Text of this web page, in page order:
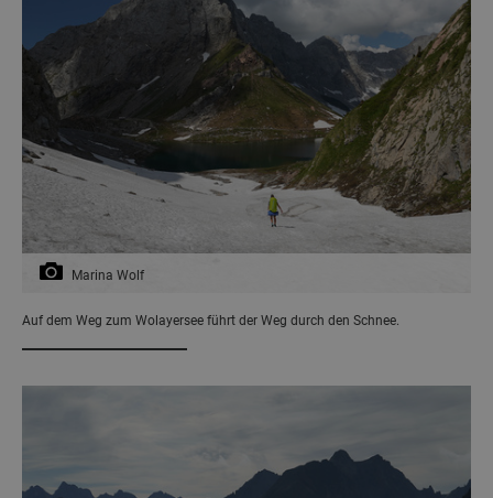
Marina Wolf
Auf dem Weg zum Wolayersee führt der Weg durch den Schnee.